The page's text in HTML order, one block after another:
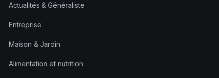
Actualités & Généraliste
Entreprise
Maison & Jardin
Alimentation et nutrition